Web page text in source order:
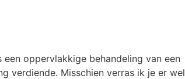
oppervlakkige behandeling van een
verdiende. Misschien verras ik je er wel